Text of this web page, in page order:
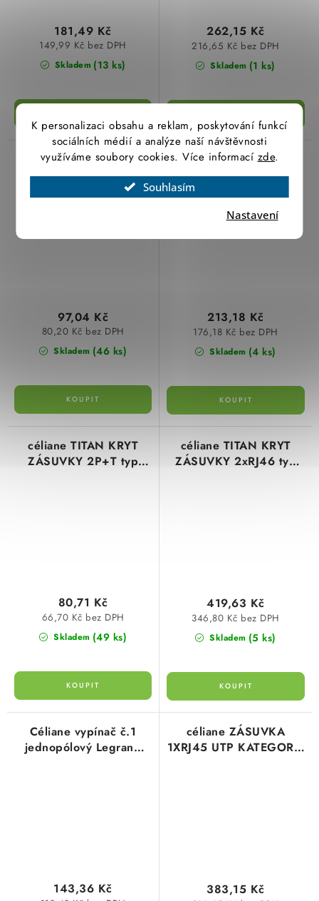
K personalizaci obsahu a reklam, poskytování funkcí
sociálních médií a analýze naší návštěvnosti
využíváme soubory cookies. Více informací zde.
Souhlasím
Nastavení
Skladem (13 ks)
149,99 Kč bez DPH
181,49 Kč
Skladem (1 ks)
216,65 Kč bez DPH
262,15 Kč
céliane TITAN KRYT Č.6
typ 68301 legrand
Skladem (46 ks)
80,20 Kč bez DPH
97,04 Kč
céliane TITAN KRYT
ZÁSUVKY 1xRJ46 typ
Skladem (4 ks)
176,18 Kč bez DPH
213,18 Kč
céliane TITAN KRYT
ZÁSUVKY 2P+T typ
Skladem (49 ks)
66,70 Kč bez DPH
80,71 Kč
céliane TITAN KRYT
ZÁSUVKY 2xRJ46 typ
Skladem (5 ks)
346,80 Kč bez DPH
419,63 Kč
Céliane vypínač č.1
jednopólový Legrand
143,36 Kč
céliane ZÁSUVKA
1XRJ45 UTP KATEGORIE
383,15 Kč